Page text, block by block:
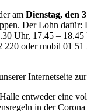
am Dienstag, den
Der Lohn
Uhr, 17.45 –
oder mobil 01
Internetseite zur
entweder eine
in der